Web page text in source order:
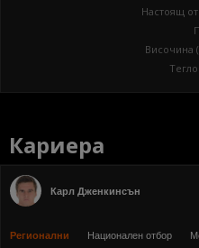
Настоящ
Височина
Кариера
Карл Дженкинсън
Регионални Национален отбор